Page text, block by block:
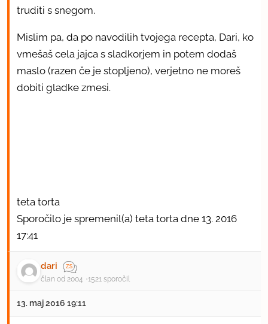
truditi s snegom.
Mislim pa, da po navodilih tvojega recepta, Dari, ko
vmešaš cela jajca s sladkorjem in potem dodaš
maslo (razen če je stopljeno), verjetno ne moreš
dobiti gladke zmesi.
teta torta
Sporočilo je spremenil(a) teta torta dne 13. 2016
17:41
dari
član od 2004 1521 sporočil
13. maj 2016 19:11